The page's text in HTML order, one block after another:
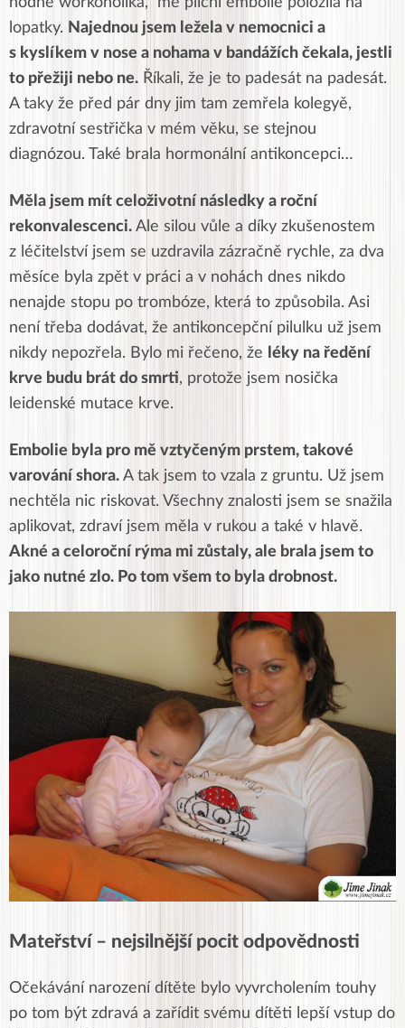
lopatky. Najednou jsem ležela v nemocnici a
s kyslíkem v nose a nohama v bandážích čekala, jestli
to přežiji nebo ne. Říkali, že je to padesát na padesát.
A taky že před pár dny jim tam zemřela kolegyě,
zdravotní sestřička v mém věku, se stejnou
diagnózou. Také brala hormonální antikoncepci…
Měla jsem mít celoživotní následky a roční
rekonvalescenci. Ale silou vůle a díky zkušenostem
z léčitelství jsem se uzdravila zázračně rychle, za dva
měsíce byla zpět v práci a v nohách dnes nikdo
nenajde stopu po trombóze, která to způsobila. Asi
není třeba dodávat, že antikoncepční pilulku už jsem
nikdy nepozřela. Bylo mi řečeno, že
léky na ředění
krve budu brát do smrti, protože jsem nosička
leidenské mutace krve.
Embolie byla pro mě vztyčeným prstem, takové
varování shora. A tak jsem to vzala z gruntu. Už jsem
nechtěla nic riskovat. Všechny znalosti jsem se snažila
aplikovat, zdraví jsem měla v rukou a také v hlavě.
Akné a celoroční rýma mi zůstaly, ale brala jsem to
jako nutné zlo. Po tom všem to byla drobnost.
Mateřství – nejsilnější pocit odpovědnosti
Očekávání narození dítěte bylo vyvrcholením touhy
po tom být zdravá a zařídit svému dítěti lepší vstup do